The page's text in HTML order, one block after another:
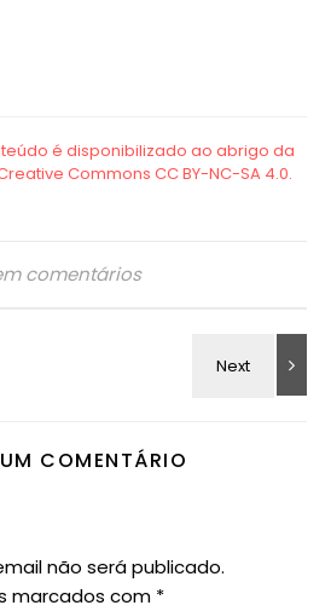
comentários
COMENTÁRIO
não será publicado.
marcados com *